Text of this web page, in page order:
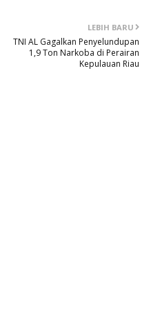
LEBIH BARU
TNI AL Gagalkan Penyelundupan
1,9 Ton Narkoba di Perairan
Kepulauan Riau